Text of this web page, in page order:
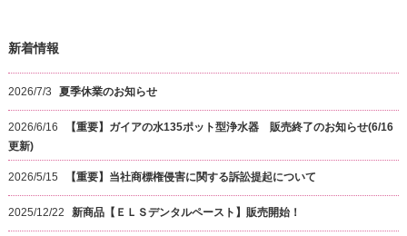
新着情報
2026/7/3 夏季休業のお知らせ
2026/6/16
【重要】ガイアの水135ポット型浄水器 販売終了のお知らせ(6/16
更新)
2026/5/15 【重要】当社商標権侵害に関する訴訟提起について
2025/12/22 新商品【ＥＬＳデンタルペースト】販売開始！